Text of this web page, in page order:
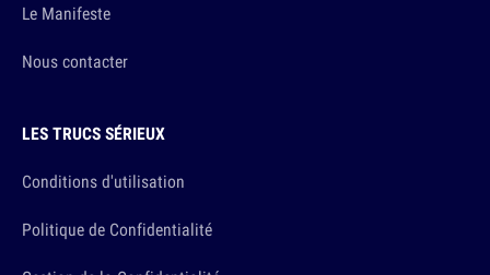
Le Manifeste
Nous contacter
LES TRUCS SÉRIEUX
Conditions d'utilisation
Politique de Confidentialité